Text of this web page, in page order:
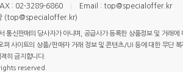
: 02-3289-6860
Email : top@specialoffer.kr
(top@specialoffer.kr)
통신판매의 당사자가 아니며, 공급사가 등록한 상품정보 및 거래
퍼 사이트의 상품/판매자 거래 정보 및 콘텐츠/UI 등에 대한 무단
히 금지합니다.
reserved.